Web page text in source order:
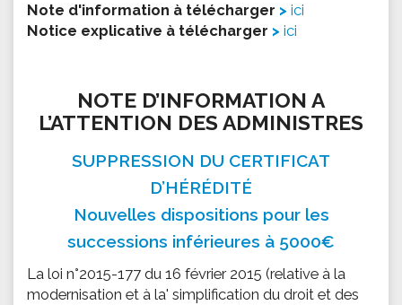
Note d'information à télécharger
ici
Notice explicative à télécharger
ici
NOTE D’INFORMATION A
L’ATTENTION DES ADMINISTRES
SUPPRESSION DU CERTIFICAT
D’HÉRÉDITÉ
Nouvelles dispositions pour les
successions inférieures à 5000€
La loi n°2015-177 du 16 février 2015 (relative à la
modernisation et à la' simplification du droit et des